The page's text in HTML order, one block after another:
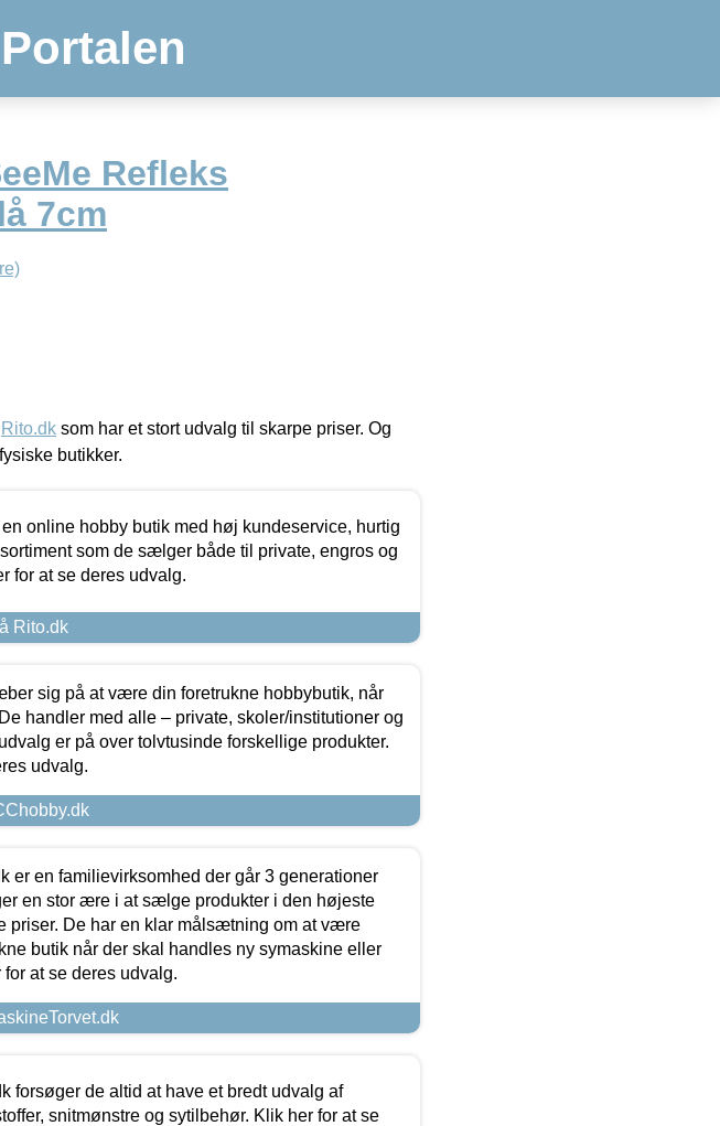
Refleks
7cm
Rito.dk som har et stort udvalg til skarpe priser. Og
butikker.
online hobby butik med høj kundeservice, hurtig
som de sælger både til private, engros og
for at se deres udvalg.
Rito.dk
sig på at være din foretrukne hobbybutik, når
handler med alle – private, skoler/institutioner og
er på over tolvtusinde forskellige produkter.
udvalg.
er en familievirksomhed der går 3 generationer
en stor ære i at sælge produkter i den højeste
priser. De har en klar målsætning om at være
butik når der skal handles ny symaskine eller
at se deres udvalg.
forsøger de altid at have et bredt udvalg af
snitmønstre og sytilbehør. Klik her for at se